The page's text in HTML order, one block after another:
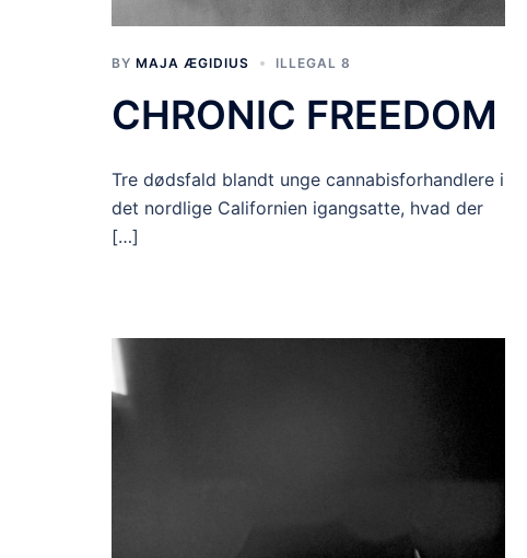
BY MAJA ÆGIDIUS ILLEGAL 8
CHRONIC FREEDOM
Tre dødsfald blandt unge cannabisforhandlere i
det nordlige Californien igangsatte, hvad der
[…]